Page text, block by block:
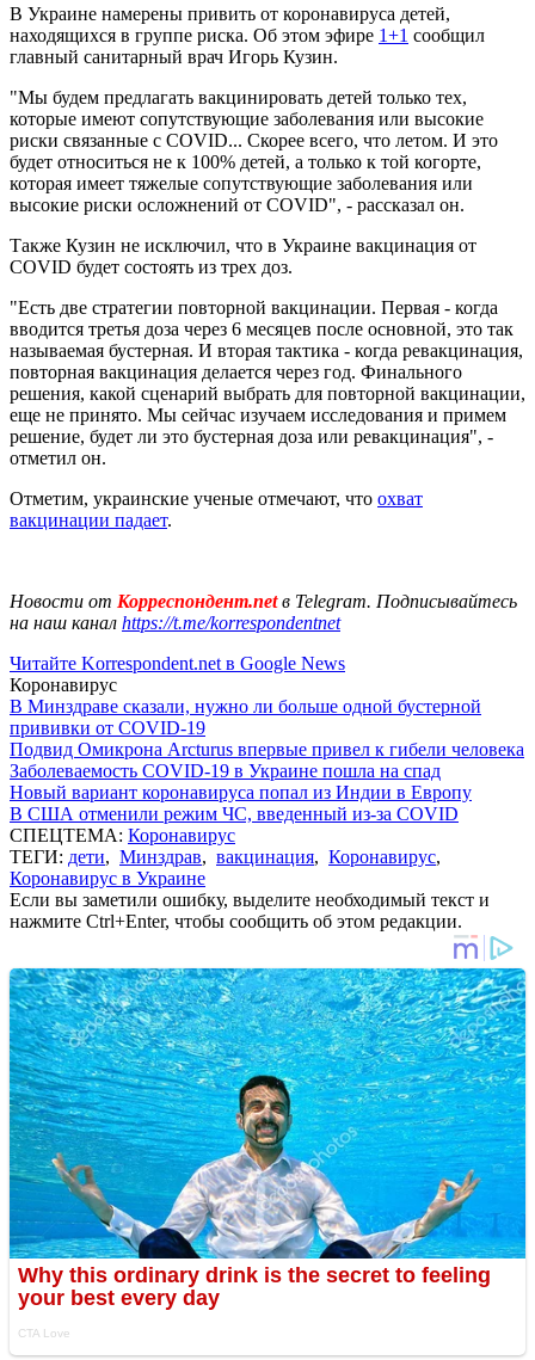
В Украине намерены привить от коронавируса детей,
находящихся в группе риска. Об этом эфире 1+1 сообщил
главный санитарный врач Игорь Кузин.
"Мы будем предлагать вакцинировать детей только тех,
которые имеют сопутствующие заболевания или высокие
риски связанные с COVID... Скорее всего, что летом. И это
будет относиться не к 100% детей, а только к той когорте,
которая имеет тяжелые сопутствующие заболевания или
высокие риски осложнений от COVID", - рассказал он.
Также Кузин не исключил, что в Украине вакцинация от
COVID будет состоять из трех доз.
"Есть две стратегии повторной вакцинации. Первая - когда
вводится третья доза через 6 месяцев после основной, это так
называемая бустерная. И вторая тактика - когда ревакцинация,
повторная вакцинация делается через год. Финального
решения, какой сценарий выбрать для повторной вакцинации,
еще не принято. Мы сейчас изучаем исследования и примем
решение, будет ли это бустерная доза или ревакцинация", -
отметил он.
Отметим, украинские ученые отмечают, что охват
вакцинации падает.
Новости от Корреспондент.netв Telegram. Подписывайтесь
на наш канал https://t.me/korrespondentnet
Читайте Korrespondent.net в Google News
Коронавирус
В Минздраве сказали, нужно ли больше одной бустерной
прививки от COVID-19
Подвид Омикрона Arcturus впервые привел к гибели человека
Заболеваемость COVID-19 в Украине пошла на спад
Новый вариант коронавируса попал из Индии в Европу
В США отменили режим ЧС, введенный из-за COVID
СПЕЦТЕМА: Коронавирус
ТЕГИ: дети, Минздрав, вакцинация, Коронавирус,
Коронавирус в Украине
Если вы заметили ошибку, выделите необходимый текст и
нажмите Ctrl+Enter, чтобы сообщить об этом редакции.